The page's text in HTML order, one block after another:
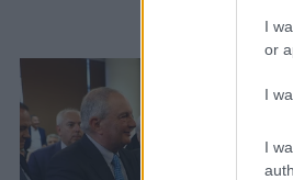
I
or
I
I